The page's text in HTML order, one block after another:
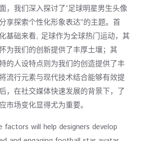
，我们深入探讨了“足球明星男生头像
享探索个性化形象表达”的主题。首
基础来看, 足球作为全球热门运动，其
为我们的创新提供了丰厚土壤；其
的人设特点则为我们的创造提供了丰
流行元素与现代技术结合能够有效提
，在社交媒体快速发展的背景下，了
市场变化显得尤为重要。
will help designers develop